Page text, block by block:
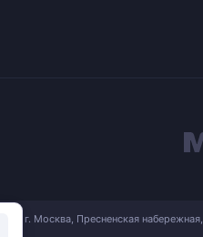
г. Москва, Пресненская набережная,